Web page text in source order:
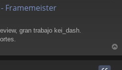
- Framemeister
gran trabajo kei_dash.
r